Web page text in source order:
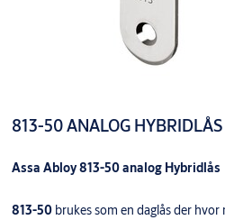
813-50 ANALOG HYBRIDLÅS
Assa Abloy 813-50 analog Hybridlås
813-50brukes som en daglås der